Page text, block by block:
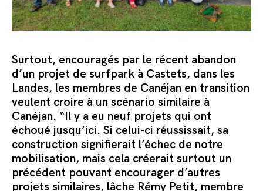
Surtout, encouragés par le récent abandon
d’un projet de surfpark à Castets, dans les
Landes, les membres de Canéjan en transition
veulent croire à un scénario similaire à
Canéjan. “Il y a eu neuf projets qui ont
échoué jusqu’ici. Si celui-ci réussissait, sa
construction signifierait l’échec de notre
mobilisation, mais cela créerait surtout un
précédent pouvant encourager d’autres
projets similaires, lâche Rémy Petit, membre